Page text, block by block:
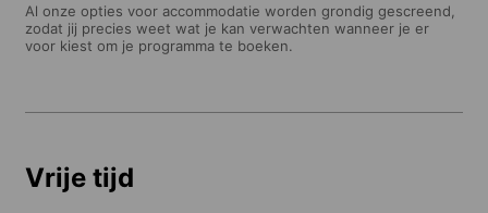
Al onze opties voor accommodatie worden grondig gescreend,
zodat jij precies weet wat je kan verwachten wanneer je er
voor kiest om je programma te boeken.
Vrije tijd